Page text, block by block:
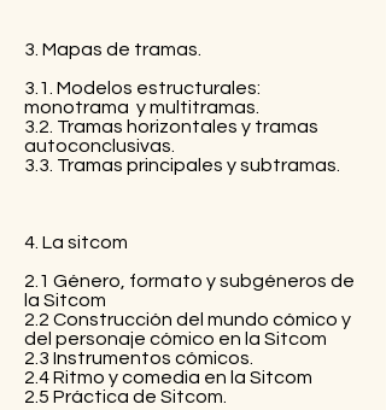
3. Mapas de tramas.
3.1. Modelos estructurales:
monotrama y multitramas.
3.2. Tramas horizontales y tramas
autoconclusivas.
3.3. Tramas principales y subtramas.
4. La sitcom
2.1 Género, formato y subgéneros de
la Sitcom
2.2 Construcción del mundo cómico y
del personaje cómico en la Sitcom
2.3 Instrumentos cómicos.
2.4 Ritmo y comedia en la Sitcom
2.5 Práctica de Sitcom.